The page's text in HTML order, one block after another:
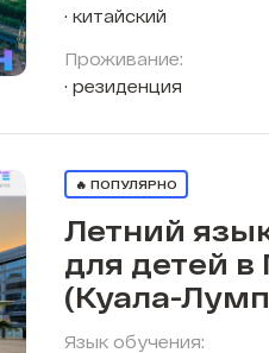
китайский
Проживание:
резиденция
🔥 ПОПУЛЯРНО
Летний
для детей
(Куала-
Язык обучения: